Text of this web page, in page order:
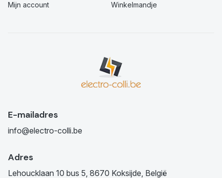
Mijn account Winkelmandje
E-mailadres
info@electro-colli.be
Adres
Lehoucklaan 10 bus 5, 8670 Koksijde, België